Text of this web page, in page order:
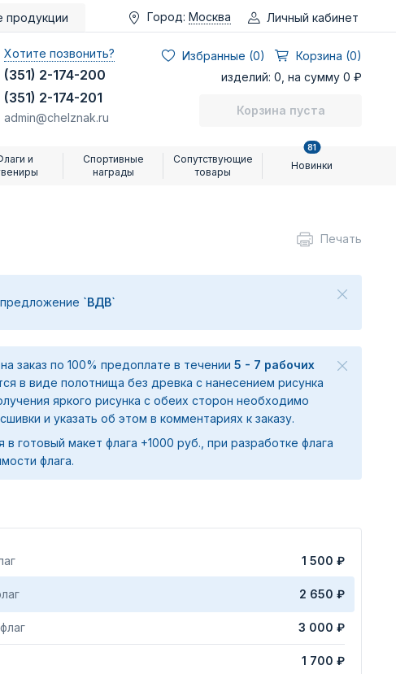
продукции Город: Москва Личный кабинет
Хотите позвонить?
(351) 2-174-200
(351) 2-174-201
admin@chelznak.ru
Избранные (0)
Корзина (0)
изделий: 0, на сумму 0 ₽
Корзина пуста
и
Спортивные
награды
Сопутствующие
товары
Новинки
81
Печать
`ВДВ`
заказ по 100% предоплате в течении 5 - 7 рабочих
в виде полотнища без древка с нанесением рисунка
яркого рисунка с обеих сторон необходимо
и указать об этом в комментариях к заказу.
готовый макет флага +1000 руб., при разработке флага
флага.
1 500 ₽
2 650 ₽
3 000 ₽
1 700 ₽